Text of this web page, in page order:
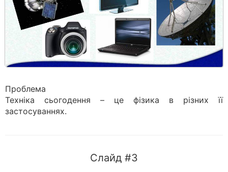
Проблема
Техніка сьогодення – це фізика в різних її
застосуваннях.
Слайд #3